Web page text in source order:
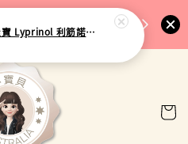
滿額最低 91 折
逛
🚚 台
Blackmores澳佳寶 Lyprinol 利筋諾風濕關節膠囊 100粒